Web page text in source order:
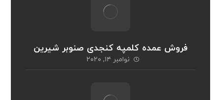
فروش عمده کلمپه کنجدی صنوبر شیرین
نوامبر ۱۴, ۲۰۲۰